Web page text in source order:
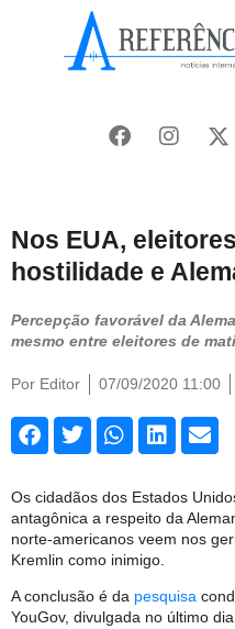
Nos EUA,
hostilidade e
Percepção favorável da
mesmo entre eleitores de
Por Editor 07/09/2020 11:00
Os cidadãos dos Estados
antagônica a respeito da
norte-americanos veem nos
Kremlin como inimigo.
A conclusão é da pesquisa
YouGov, divulgada no último